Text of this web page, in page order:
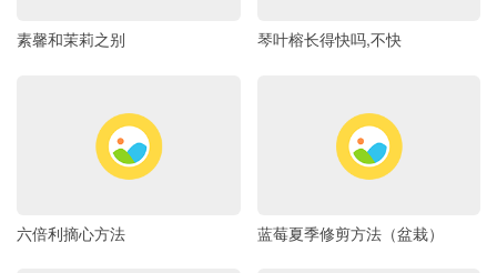
素馨和茉莉之别 琴叶榕长得快吗,不快
六倍利摘心方法 蓝莓夏季修剪方法（盆栽）